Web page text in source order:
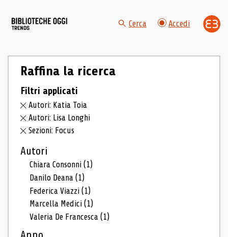
Cerca Accedi
Raffina la ricerca
Filtri applicati
Autori: Katia Toia
Autori: Lisa Longhi
Sezioni: Focus
Autori
Chiara Consonni(1)
Danilo Deana(1)
Federica Viazzi(1)
Marcella Medici(1)
Valeria De Francesca(1)